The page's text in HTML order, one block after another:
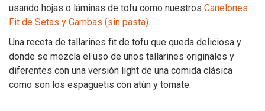
usando hojas o láminas de tofu como nuestros Canelones
Fit de Setas y Gambas (sin pasta).
Una receta de tallarines fit de tofu que queda deliciosa y
donde se mezcla el uso de unos tallarines originales y
diferentes con una versión light de una comida clásica
como son los espaguetis con atún y tomate.